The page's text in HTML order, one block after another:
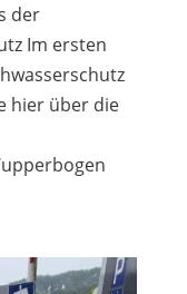
der
Im ersten
hier über die